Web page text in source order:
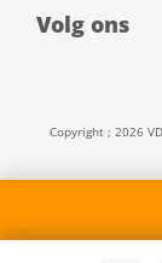
Volg ons
Copyright ; 2026